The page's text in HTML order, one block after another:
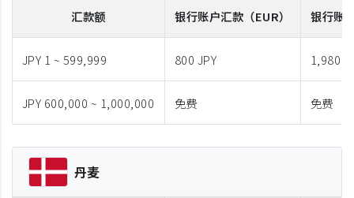
汇款额 银行账户汇款 （EUR） 银行账
JPY 1 ~ 599,999 800 JPY 1,980
JPY 600,000 ~ 1,000,000 免费 免费
丹麦